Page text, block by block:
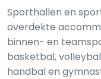
Sporthallen en
overdekte
binnen- en
basketbal,
handbal en